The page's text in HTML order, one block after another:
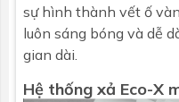
sự hình thành vết ố
luôn sáng bóng và dễ
gian dài.
Hệ thống xả Eco-X